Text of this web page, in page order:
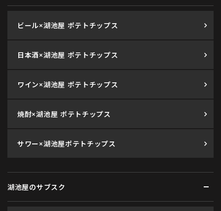
ビール×湖池屋 ポテトチップス
日本酒×湖池屋 ポテトチップス
ワイン×湖池屋 ポテトチップス
焼酎×湖池屋 ポテトチップス
サワー×湖池屋ポテトチップス
湖池屋のサブスク